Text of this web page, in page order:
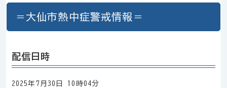
＝大仙市熱中症警戒情報＝
配信日時
2025年7月30日 10時04分